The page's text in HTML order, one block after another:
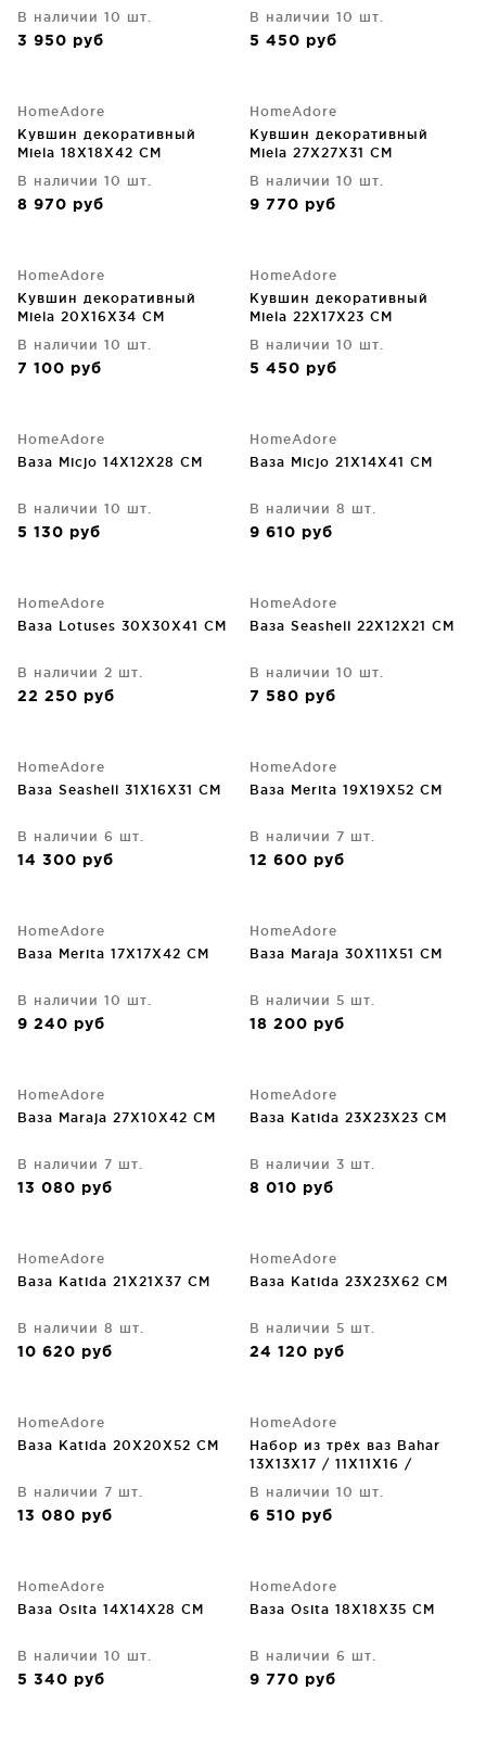
В наличии 10 шт.
3 950 руб
В наличии 10 шт.
5 450 руб
HomeAdore
Кувшин декоративный
Miela 18X18X42 CM
В наличии 10 шт.
8 970 руб
HomeAdore
Кувшин декоративный
Miela 27X27X31 CM
В наличии 10 шт.
9 770 руб
HomeAdore
Кувшин декоративный
Miela 20X16X34 CM
В наличии 10 шт.
7 100 руб
HomeAdore
Кувшин декоративный
Miela 22X17X23 CM
В наличии 10 шт.
5 450 руб
HomeAdore
Ваза Micjo 14X12X28 CM
В наличии 10 шт.
5 130 руб
HomeAdore
Ваза Micjo 21X14X41 CM
В наличии 8 шт.
9 610 руб
HomeAdore
Ваза Lotuses 30X30X41 CM
В наличии 2 шт.
22 250 руб
HomeAdore
Ваза Seashell 22X12X21 CM
В наличии 10 шт.
7 580 руб
HomeAdore
Ваза Seashell 31X16X31 CM
В наличии 6 шт.
14 300 руб
HomeAdore
Ваза Merita 19X19X52 CM
В наличии 7 шт.
12 600 руб
HomeAdore
Ваза Merita 17X17X42 CM
В наличии 10 шт.
9 240 руб
HomeAdore
Ваза Maraja 30X11X51 CM
В наличии 5 шт.
18 200 руб
HomeAdore
Ваза Maraja 27X10X42 CM
В наличии 7 шт.
13 080 руб
HomeAdore
Ваза Katida 23X23X23 CM
В наличии 3 шт.
8 010 руб
HomeAdore
Ваза Katida 21X21X37 CM
В наличии 8 шт.
10 620 руб
HomeAdore
Ваза Katida 23X23X62 CM
В наличии 5 шт.
24 120 руб
HomeAdore
Ваза Katida 20X20X52 CM
В наличии 7 шт.
13 080 руб
HomeAdore
Набор из трёх ваз Bahar
13X13X17 / 11X11X16 /
В наличии 10 шт.
6 510 руб
HomeAdore
Ваза Osita 14X14X28 CM
В наличии 10 шт.
5 340 руб
HomeAdore
Ваза Osita 18X18X35 CM
В наличии 6 шт.
9 770 руб